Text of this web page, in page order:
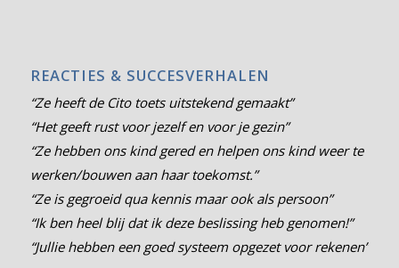
REACTIES & SUCCESVERHALEN
“Ze heeft de Cito toets uitstekend gemaakt”
“Het geeft rust voor jezelf en voor je gezin”
“Ze hebben ons kind gered en helpen ons kind weer te
werken/bouwen aan haar toekomst.”
“Ze is gegroeid qua kennis maar ook als persoon”
“Ik ben heel blij dat ik deze beslissing heb genomen!”
“Jullie hebben een goed systeem opgezet voor rekenen”